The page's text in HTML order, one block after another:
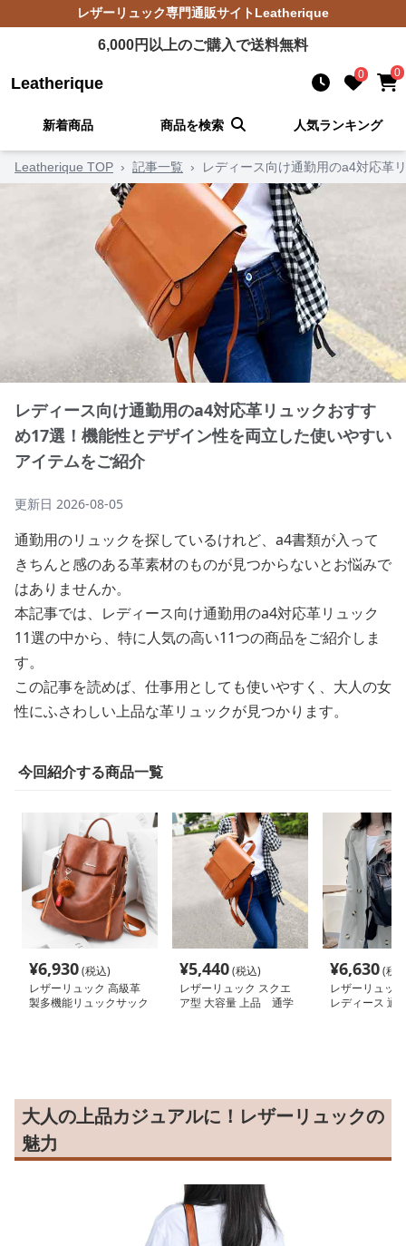
レザーリュック専門通販サイトLeatherique
6,000円以上のご購入で送料無料
Leatherique 0 0
新着商品 商品を検索 人気ランキング
Leatherique TOP › 記事一覧 › レディース向け通勤用のa4対応革
レディース向け通勤用のa4対応革リュックおすす
め17選！機能性とデザイン性を両立した使いやすい
アイテムをご紹介
更新日 2026-08-05
通勤用のリュックを探しているけれど、a4書類が入って
きちんと感のある革素材のものが見つからないとお悩みで
はありませんか。
本記事では、レディース向け通勤用のa4対応革リュック
11選の中から、特に人気の高い11つの商品をご紹介しま
す。
この記事を読めば、仕事用としても使いやすく、大人の女
性にふさわしい上品な革リュックが見つかります。
今回紹介する商品一覧
¥6,930(税込)
レザーリュック 高級革
製多機能リュックサック
¥5,440(税込)
レザーリュック スクエ
ア型 大容量 上品 通学
¥6,630(税
レザーリュッ
レディース 通
大人の上品カジュアルに！レザーリュックの
魅力